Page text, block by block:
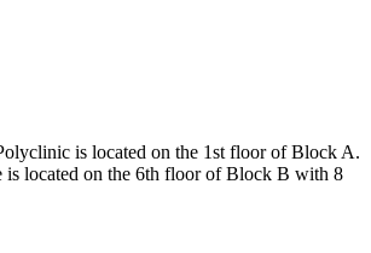
is located on the 1st floor of Block A.
is located on the 6th floor of Block B with 8